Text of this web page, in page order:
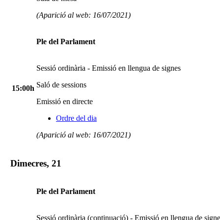
(Aparició al web: 16/07/2021)
15:00h
Ple del Parlament
Sessió ordinària - Emissió en llengua de signes
Saló de sessions
Emissió en directe
Ordre del dia
(Aparició al web: 16/07/2021)
Dimecres, 21
Ple del Parlament
Sessió ordinària (continuació) - Emissió en llengua de